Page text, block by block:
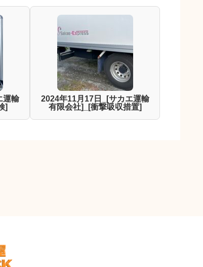
運輸
]
2024年11月17日_[サカエ運輸
有限会社]_[衝撃吸収措置]